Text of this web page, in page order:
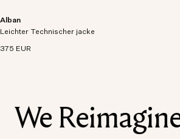
Alban
Leichter Technischer jacke
375 EUR
Leichtgewichtige Jacke aus atmungsaktivem,
wasserdichtem und technischem Gewebe.
We